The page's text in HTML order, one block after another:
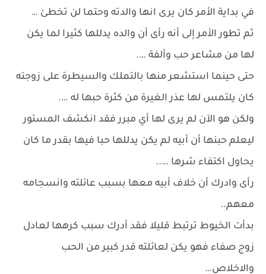
في بداية الأمر كان يرى انها والدته وحتما لن تخطئ …
ثم تطور الأمر إلى أنه رأى أن والده يدللها كثيرا لما يكن
لها من مشاعر حب وألفة ….
حتى حينما استشعر منها بالتملك والسيطرة على زوجته
كان يلتمس لها عذر الغيرة من كثرة حبها له ….
ولكن هو الآن لم يرى لها أي مبرر فقد انكشف المستور
ليعلم حبنها أن أبيه لم يكن يدللها حبا فيها بقدر ما كان
يحاول اكتفاء شرها …..
رأى وادرك أن خلاف أبيه معها بسبب عائلته وانسجامه
معهم..
بدأت الخيوط ترتبط قليلا فقد أدرك سبب كرهها لعادل
زوج صفاء فهو يكن لعائلته قدر كبير من الحب
والاخلاص…